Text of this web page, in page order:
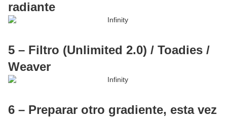
radiante
5 – Filtro (Unlimited 2.0) / Toadies /
Weaver
6 – Preparar otro gradiente, esta vez